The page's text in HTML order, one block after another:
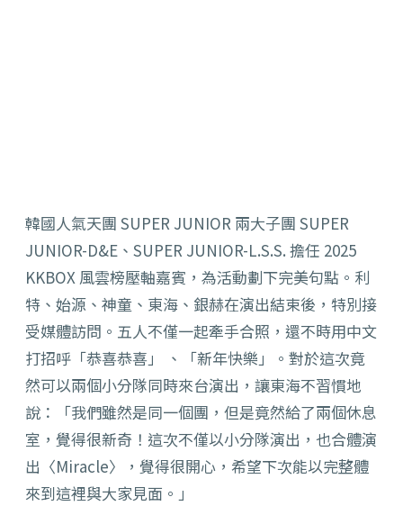
韓國人氣天團 SUPER JUNIOR 兩大子團 SUPER
JUNIOR-D&E、SUPER JUNIOR-L.S.S. 擔任 2025
KKBOX 風雲榜壓軸嘉賓，為活動劃下完美句點。利
特、始源、神童、東海、銀赫在演出結束後，特別接
受媒體訪問。五人不僅一起牽手合照，還不時用中文
打招呼「恭喜恭喜」 、「新年快樂」。對於這次竟
然可以兩個小分隊同時來台演出，讓東海不習慣地
說：「我們雖然是同一個團，但是竟然給了兩個休息
室，覺得很新奇！這次不僅以小分隊演出，也合體演
出〈Miracle〉，覺得很開心，希望下次能以完整體
來到這裡與大家見面。」